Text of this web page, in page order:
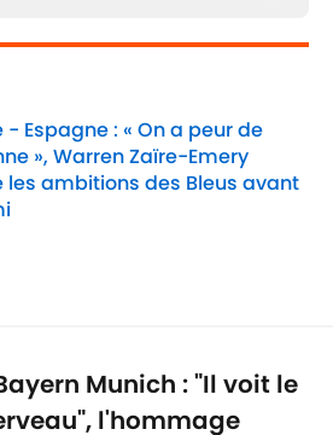
- Espagne : « On a peur de
», Warren Zaïre-Emery
les ambitions des Bleus avant
by on Invalid Date
Munich : "Il voit le
l'hommage